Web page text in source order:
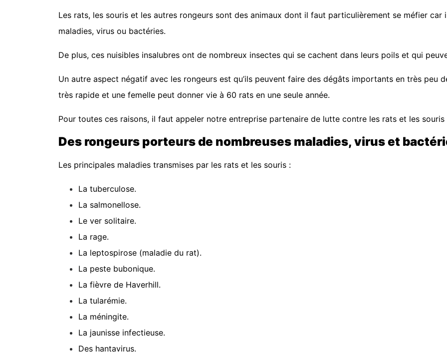
Les rats, les souris et les autres rongeurs sont des animaux dont il faut particulièrement se méfier
maladies, virus ou bactéries.
De plus, ces nuisibles insalubres ont de nombreux insectes qui se cachent dans leurs poils et qui
Un autre aspect négatif avec les rongeurs est qu’ils peuvent faire des dégâts importants en très peu
très rapide et une femelle peut donner vie à 60 rats en une seule année.
Pour toutes ces raisons, il faut appeler notre entreprise partenaire de lutte contre les rats et les souris
Des rongeurs porteurs de nombreuses maladies, virus et
Les principales maladies transmises par les rats et les souris :
La tuberculose.
La salmonellose.
Le ver solitaire.
La rage.
La leptospirose (maladie du rat).
La peste bubonique.
La fièvre de Haverhill.
La tularémie.
La méningite.
La jaunisse infectieuse.
Des hantavirus.